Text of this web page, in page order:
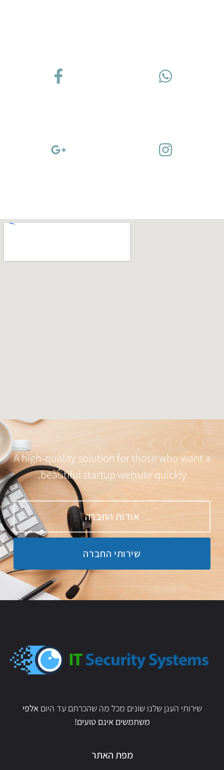
A high-quality solution for those who want a
beautiful startup website quickly.
אודות החברה
שירותי החברה
שירותי הענן שלנו שונים מכל מה שהכרתם עד היוםאלפי
משתמשים אינם טועים!
מפת האתר